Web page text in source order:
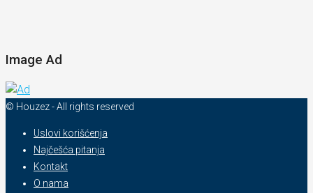
Image Ad
© Houzez - All rights reserved
Uslovi korišćenja
Najčešća pitanja
Kontakt
O nama